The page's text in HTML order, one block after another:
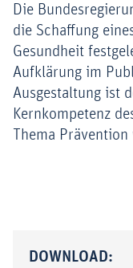
Mitglied werden!
Die
die Schaffung
Gesundheit
Aufklärung im
Ausgestaltung ist
Kernkompetenz
Thema
DOWNLOAD: